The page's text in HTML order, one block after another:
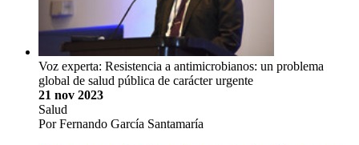
Voz experta: Resistencia a antimicrobianos: un problema
global de salud pública de carácter urgente
21 nov 2023
Salud
Por Fernando García Santamaría